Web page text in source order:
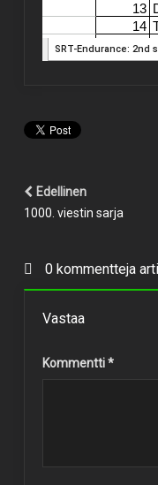
Edellinen
1000. viestin sarja
0 kommentteja
Vastaa
Kommentti*